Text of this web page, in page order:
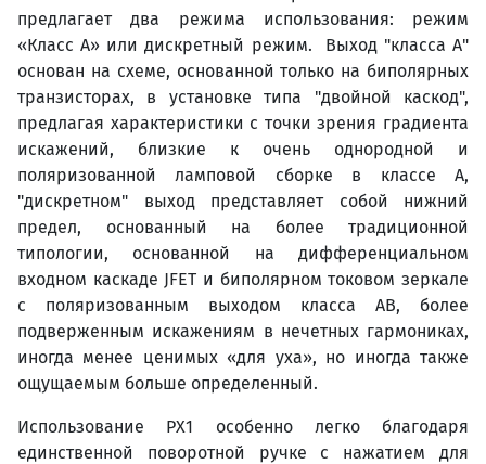
предлагает два режима использования: режим
«Класс A» или дискретный режим. Выход "класса A"
основан на схеме, основанной только на биполярных
транзисторах, в установке типа "двойной каскод",
предлагая характеристики с точки зрения градиента
искажений, близкие к очень однородной и
поляризованной ламповой сборке в классе A,
"дискретном" выход представляет собой нижний
предел, основанный на более традиционной
типологии, основанной на дифференциальном
входном каскаде JFET и биполярном токовом зеркале
с поляризованным выходом класса AB, более
подверженным искажениям в нечетных гармониках,
иногда менее ценимых «для уха», но иногда также
ощущаемым больше определенный.
Использование PX1 особенно легко благодаря
единственной поворотной ручке с нажатием для